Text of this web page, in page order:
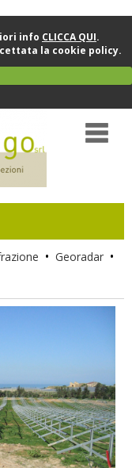
info CLICCA QUI.
la cookie policy.
• Georadar •